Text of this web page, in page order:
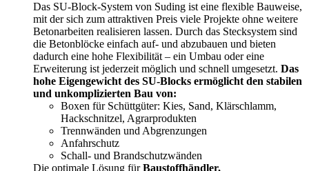
Das SU-Block-System von Suding ist eine flexible Bauweise,
mit der sich zum attraktiven Preis viele Projekte ohne weitere
Betonarbeiten realisieren lassen. Durch das Stecksystem sind
die Betonblöcke einfach auf- und abzubauen und bieten
dadurch eine hohe Flexibilität – ein Umbau oder eine
Erweiterung ist jederzeit möglich und schnell umgesetzt. Das
hohe Eigengewicht des SU-Blocks ermöglicht den stabilen
und unkomplizierten Bau von:
Boxen für Schüttgüter: Kies, Sand, Klärschlamm,
Hackschnitzel, Agrarprodukten
Trennwänden und Abgrenzungen
Anfahrschutz
Schall- und Brandschutzwänden
Die optimale Lösung fürBaustoffhändler,